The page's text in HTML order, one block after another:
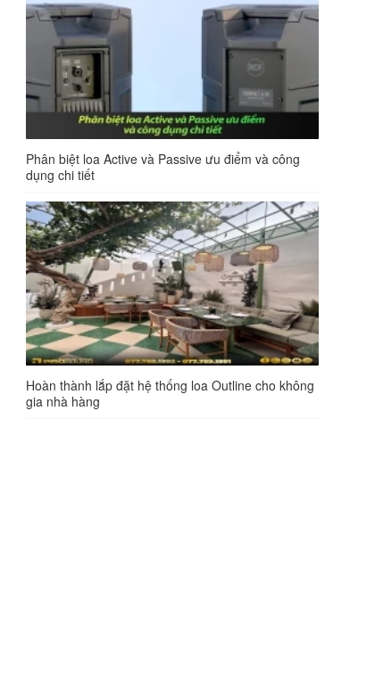
Phân biệt loa Active và Passive ưu điểm và công
dụng chi tiết
Hoàn thành lắp đặt hệ thống loa Outline cho không
gia nhà hàng